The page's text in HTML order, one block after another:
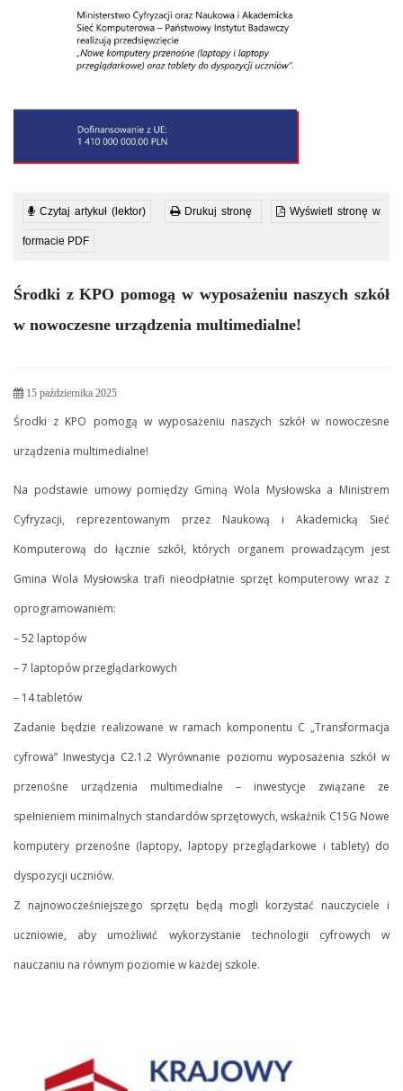
Czytaj artykuł (lektor) Drukuj stronę Wyświetl stronę w
formacie PDF
Środki z KPO pomogą w wyposażeniu naszych szkół
w nowoczesne urządzenia multimedialne!
15 października 2025
Środki z KPO pomogą w wyposażeniu naszych szkół w nowoczesne
urządzenia multimedialne!
Na podstawie umowy pomiędzy Gminą Wola Mysłowska a Ministrem
Cyfryzacji, reprezentowanym przez Naukową i Akademicką Sieć
Komputerową do łącznie szkół, których organem prowadzącym jest
Gmina Wola Mysłowska trafi nieodpłatnie sprzęt komputerowy wraz z
oprogramowaniem:
– 52 laptopów
– 7 laptopów przeglądarkowych
– 14 tabletów
Zadanie będzie realizowane w ramach komponentu C „Transformacja
cyfrowa” Inwestycja C2.1.2 Wyrównanie poziomu wyposażenia szkół w
przenośne urządzenia multimedialne – inwestycje związane ze
spełnieniem minimalnych standardów sprzętowych, wskaźnik C15G Nowe
komputery przenośne (laptopy, laptopy przeglądarkowe i tablety) do
dyspozycji uczniów.
Z najnowocześniejszego sprzętu będą mogli korzystać nauczyciele i
uczniowie, aby umożliwić wykorzystanie technologii cyfrowych w
nauczaniu na równym poziomie w każdej szkole.